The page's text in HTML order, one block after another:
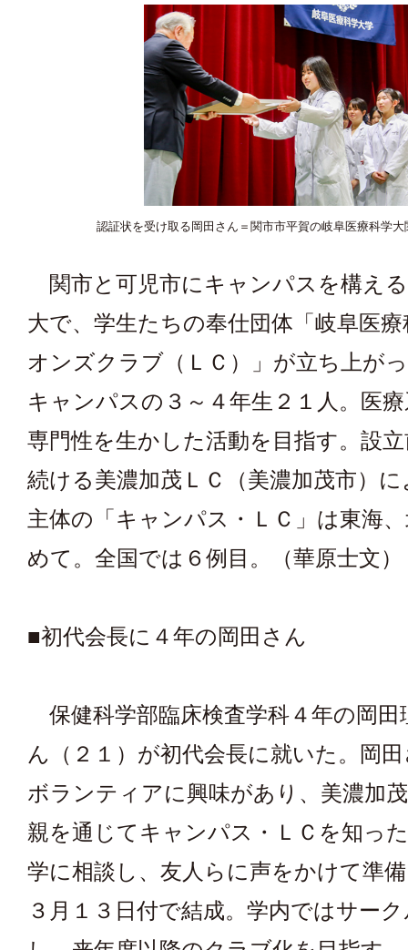
認証状を受け取る岡田さん＝関市市平賀の岐阜医療科学大
関市と可児市にキャンパスを構え
大で、学生たちの奉仕団体「岐阜医
オンズクラブ（ＬＣ）」が立ち上が
キャンパスの３～４年生２１人。医
専門性を生かした活動を目指す。設
続ける美濃加茂ＬＣ（美濃加茂市）
主体の「キャンパス・ＬＣ」は東海
めて。全国では６例目。（華原士文）
■初代会長に４年の岡田さん
保健科学部臨床検査学科４年の岡田
ん（２１）が初代会長に就いた。岡
ボランティアに興味があり、美濃加
親を通じてキャンパス・ＬＣを知っ
学に相談し、友人らに声をかけて準
３月１３日付で結成。学内ではサー